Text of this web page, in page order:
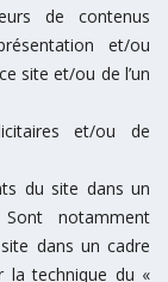
de contenus
et/ou
site et/ou de l’un
et/ou de
du site dans un
notamment
dans un cadre
la technique du «